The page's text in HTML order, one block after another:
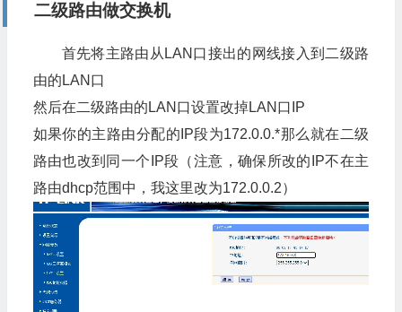
二级路由做交换机
首先将主路由从LAN口接出的网线接入到二级路
由的LAN口
然后在二级路由的LAN口设置改掉LAN口IP
如果你的主路由分配的IP段为172.0.0.*那么就在二级
路由也改到同一个IP段（注意，确保所改的IP不在主
路由dhcp范围中，我这里改为172.0.0.2）